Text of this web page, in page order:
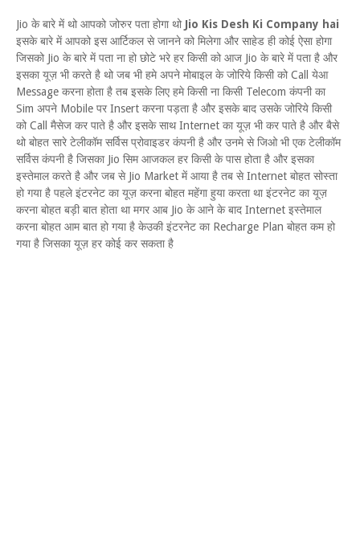
Jio के बारे में थो आपको जोरुर पता होगा थो Jio Kis Desh Ki Company hai
इसके बारे में आपको इस आर्टिकल से जानने को मिलेगा और साहेड ही कोई ऐसा होगा
जिसको Jio के बारे में पता ना हो छोटे भरे हर किसी को आज Jio के बारे में पता है और
इसका यूज़ भी करते है थो जब भी हमे अपने मोबाइल के जोरिये किसी को Call येआ
Message करना होता है तब इसके लिए हमे किसी ना किसी Telecom कंपनी का
Sim अपने Mobile पर Insert करना पड़ता है और इसके बाद उसके जोरिये किसी
को Call मैसेज कर पाते है और इसके साथ Internet का यूज़ भी कर पाते है और बैसे
थो बोहत सारे टेलीकॉम सर्विस प्रोवाइडर कंपनी है और उनमे से जिओ भी एक टेलीकॉम
सर्विस कंपनी है जिसका Jio सिम आजकल हर किसी के पास होता है और इसका
इस्तेमाल करते है और जब से Jio Market में आया है तब से Internet बोहत सोस्ता
हो गया है पहले इंटरनेट का यूज़ करना बोहत महेंगा हुया करता था इंटरनेट का यूज़
करना बोहत बड़ी बात होता था मगर आब Jio के आने के बाद Internet इस्तेमाल
करना बोहत आम बात हो गया है केउकी इंटरनेट का Recharge Plan बोहत कम हो
गया है जिसका यूज़ हर कोई कर सकता है